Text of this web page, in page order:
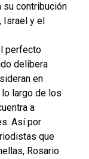
su contribución
Israel y el
perfecto
delibera
en
largo de los
a
Así por
que
Rosario